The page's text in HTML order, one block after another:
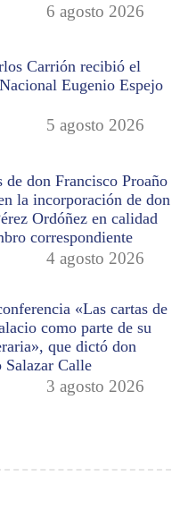
6 agosto 2026
Carrión recibió el
Eugenio Espejo
5 agosto 2026
de don Francisco Proaño
la incorporación de don
Ordóñez en calidad
correspondiente
4 agosto 2026
«Las cartas de
como parte de su
que dictó don
Salazar Calle
3 agosto 2026